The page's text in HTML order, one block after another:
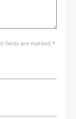
fields are marked *